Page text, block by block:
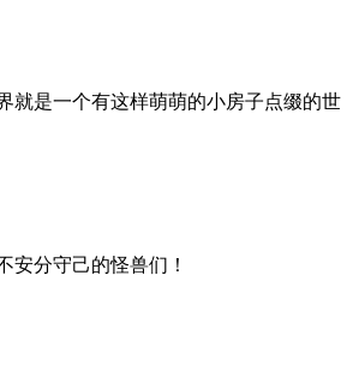
就是一个有这样萌萌的小房子点缀的世
分守己的怪兽们！